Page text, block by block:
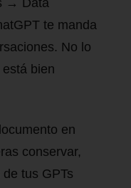
→ Data
te manda
No lo
bien
en
conservar,
tus GPTs